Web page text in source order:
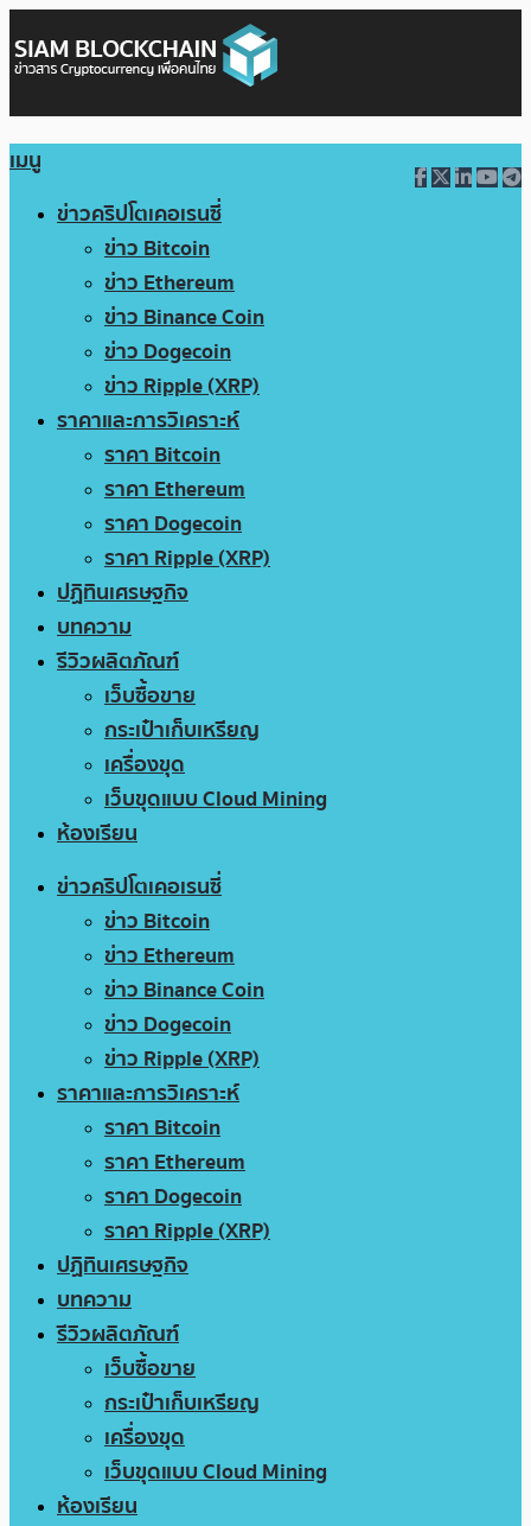
เมนู
ข่าวคริปโตเคอเรนซี่
ข่าว Bitcoin
ข่าว Ethereum
ข่าว Binance Coin
ข่าว Dogecoin
ข่าว Ripple (XRP)
ราคาและการวิเคราะห์
ราคา Bitcoin
ราคา Ethereum
ราคา Dogecoin
ราคา Ripple (XRP)
ปฏิทินเศรษฐกิจ
บทความ
รีวิวผลิตภัณฑ์
เว็บซื้อขาย
กระเป๋าเก็บเหรียญ
เครื่องขุด
เว็บขุดแบบ Cloud Mining
ห้องเรียน
ข่าวคริปโตเคอเรนซี่
ข่าว Bitcoin
ข่าว Ethereum
ข่าว Binance Coin
ข่าว Dogecoin
ข่าว Ripple (XRP)
ราคาและการวิเคราะห์
ราคา Bitcoin
ราคา Ethereum
ราคา Dogecoin
ราคา Ripple (XRP)
ปฏิทินเศรษฐกิจ
บทความ
รีวิวผลิตภัณฑ์
เว็บซื้อขาย
กระเป๋าเก็บเหรียญ
เครื่องขุด
เว็บขุดแบบ Cloud Mining
ห้องเรียน